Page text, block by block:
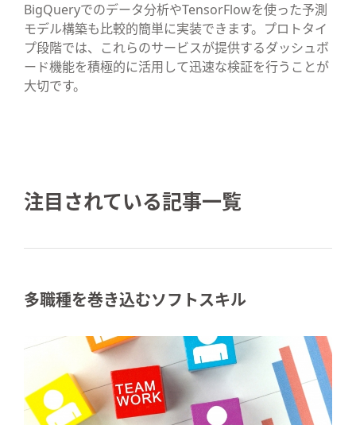
BigQueryでのデータ分析やTensorFlowを使った予測
モデル構築も比較的簡単に実装できます。プロトタイ
プ段階では、これらのサービスが提供するダッシュボ
ード機能を積極的に活用して迅速な検証を行うことが
大切です。
注目されている記事一覧
多職種を巻き込むソフトスキル